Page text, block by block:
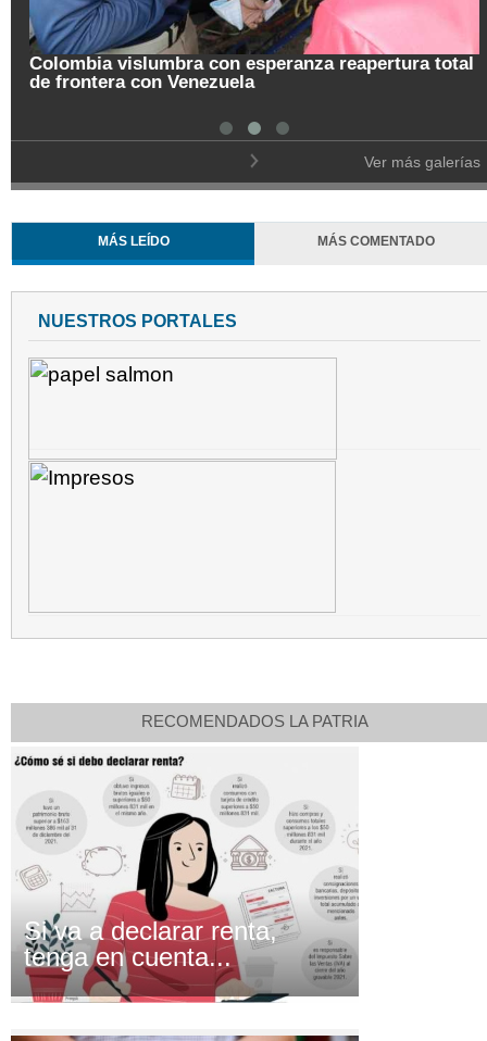
total
Pregón de la Noche del Fuego en Salamina
Ver más galerías
MÁS LEÍDO MÁS COMENTADO
NUESTROS PORTALES
RECOMENDADOS LA PATRIA
Si va a declarar renta,
tenga en cuenta...